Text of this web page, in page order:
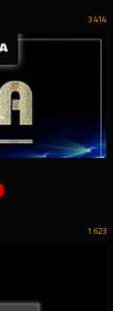
3 414
1 623